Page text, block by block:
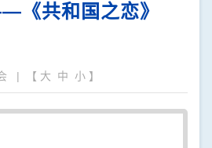
《共和国之恋》
| 【 大 中 小 】